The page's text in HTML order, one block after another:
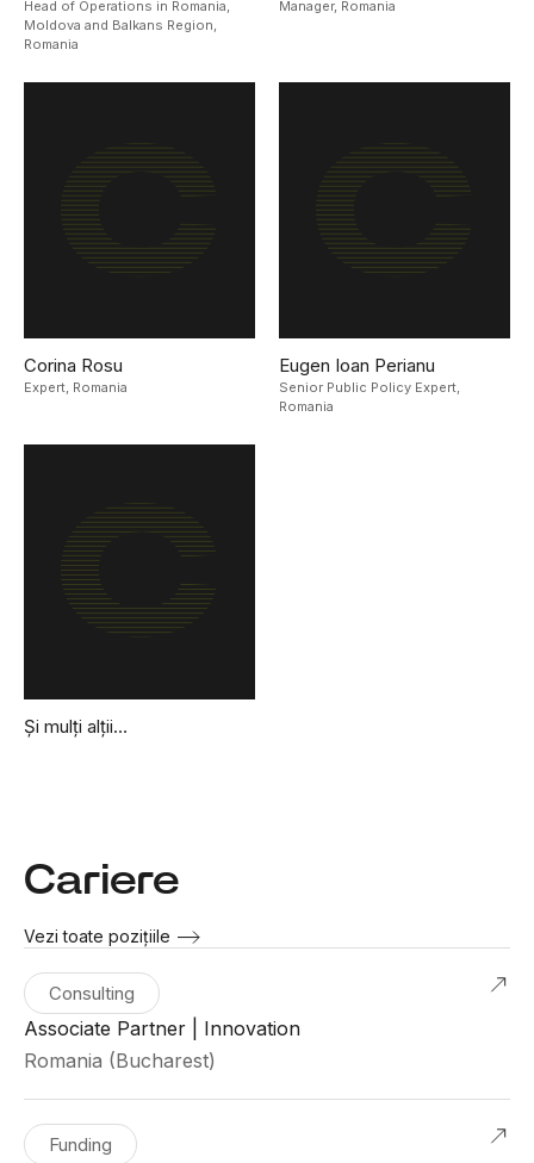
Head of Operations in Romania,
Moldova and Balkans Region,
Romania
Manager, Romania
Corina Rosu
Expert, Romania
Eugen Ioan Perianu
Senior Public Policy Expert,
Romania
Și mulți alții…
Cariere
Vezi toate pozițiile
Consulting
Associate Partner | Innovation
Romania (Bucharest)
Funding